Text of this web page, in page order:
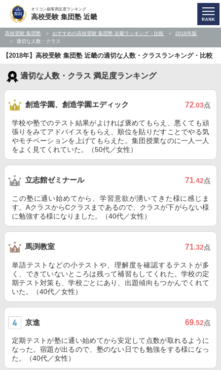
オリコン顧客満足度ランキング
高校受験 集団塾 近畿
高校受験 集団塾 おすすめの高校受験 集団塾 近畿ランキング・比較
2018年版
適切な人数・クラス
【2018年】高校受験 集団塾 近畿の適切な人数・クラスランキング・比較
適切な人数・クラス 満足度ランキング
創造学園、創造学園エディック 72.03点
学校や塾でのテスト結果がよければ褒めてもらえ、悪くても頑
張りをみてアドバイスをもらえ、順位を貼りだすことでやる気
やモチベーションを上げてもらえた。集団授業なのに一人一人
をよく見てくれていた。（50代／女性）
立志館ゼミナール 71.42点
この塾に通い始めてから、学習意欲が湧いてきた様に感じま
す。AクラスからCクラスまであるので、クラスが下がらない様
に勉強する様になりました。（40代／女性）
馬渕教室 71.32点
単語テストなどの小テストや、理解度を確認するテストが多
く、できていないところは残って補習もしてくれた。学校の定
期テスト対策も、学校ごとにあり、出題傾向もつかんでくれて
いた。（40代／女性）
京進 69.52点
定期テストが塾に通い始めてから安定して点数が取れるように
なった。宿題が出るので、塾のない日でも勉強をする様になっ
た。（40代／女性）